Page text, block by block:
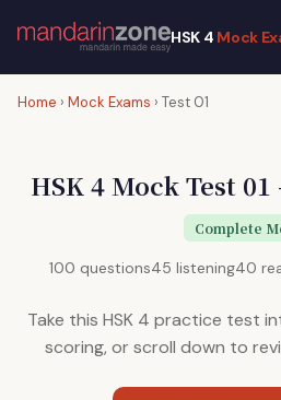
HSK 4 Mock
Home › Mock Exams › Test 01
HSK 4 Mock Test
Complete
100 questions45 listening40
Take this HSK 4 practice test
scoring, or scroll down to